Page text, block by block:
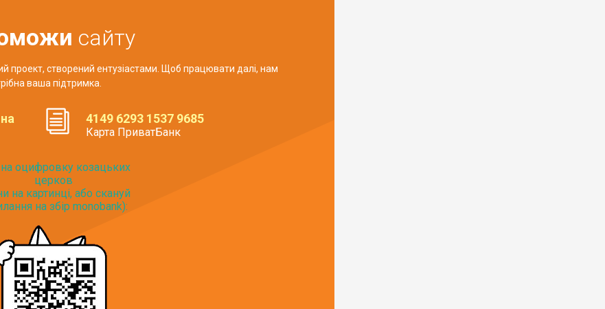
сайту
проект, створений ентузіастами. Щоб працювати далі, нам
ваша підтримка.
4149 6293 1537 9685
Карта ПриватБанк
на оцифровку козацьких
церков
на картинці, або скануй
на збір monobank):